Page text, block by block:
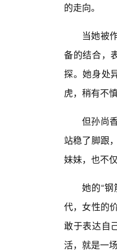
的走向。
当她被
备的结合，
探。她身处
虎，稍有不
但孙尚
站稳了脚跟
妹妹，也不
她的“
代，女性的
敢于表达自
活，就是一